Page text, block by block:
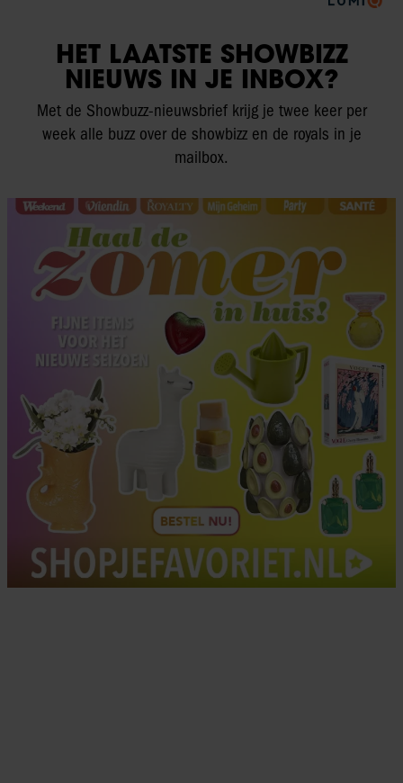
HET LAATSTE SHOWBIZZ
NIEUWS IN JE INBOX?
Met de Showbuzz-nieuwsbrief krijg je twee keer per
week alle buzz over de showbizz en de royals in je
mailbox.